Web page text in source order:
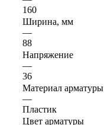
160
Ширина, мм
—
88
Напряжение
—
36
Материал арматуры
—
Пластик
Цвет арматуры